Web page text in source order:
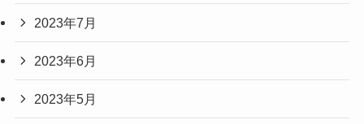
2023年7月
2023年6月
2023年5月